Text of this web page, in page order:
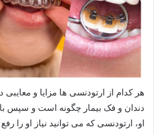
هر کدام از ارتودنسی ها مزایا و معایبی
دندان و فک بیمار چگونه است و سپس با
او، ارتودنسی که می توانید نیاز او را